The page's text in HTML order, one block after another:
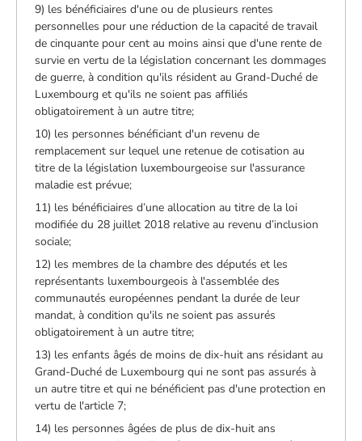
9) les bénéficiaires d'une ou de plusieurs rentes
personnelles pour une réduction de la capacité de travail
de cinquante pour cent au moins ainsi que d'une rente de
survie en vertu de la législation concernant les dommages
de guerre, à condition qu'ils résident au Grand-Duché de
Luxembourg et qu'ils ne soient pas affiliés
obligatoirement à un autre titre;
10) les personnes bénéficiant d'un revenu de
remplacement sur lequel une retenue de cotisation au
titre de la législation luxembourgeoise sur l'assurance
maladie est prévue;
11) les bénéficiaires d’une allocation au titre de la loi
modifiée du 28 juillet 2018 relative au revenu d’inclusion
sociale;
12) les membres de la chambre des députés et les
représentants luxembourgeois à l'assemblée des
communautés européennes pendant la durée de leur
mandat, à condition qu'ils ne soient pas assurés
obligatoirement à un autre titre;
13) les enfants âgés de moins de dix-huit ans résidant au
Grand-Duché de Luxembourg qui ne sont pas assurés à
un autre titre et qui ne bénéficient pas d'une protection en
vertu de l'article 7;
14) les personnes âgées de plus de dix-huit ans